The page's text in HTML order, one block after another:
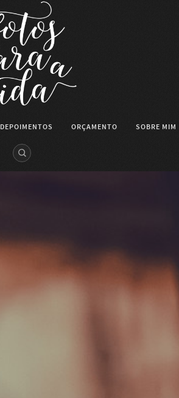
DEPOIMENTOS ORÇAMENTO SOBRE MIM